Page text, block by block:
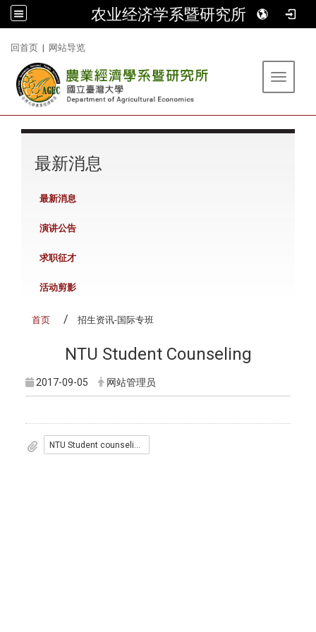
农业经济学系暨研究所
回首页 | 网站导览
Toggle
最新消息
最新消息
演讲公告
求职征才
活动剪影
首页 招生资讯-国际专班
NTU Student Counseling
2017-09-05 网站管理员